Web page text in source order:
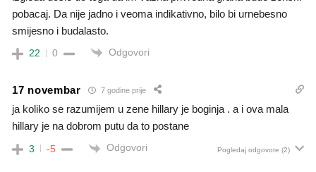
pobacaj. Da nije jadno i veoma indikativno, bilo bi urnebesno
smijesno i budalasto.
22 0 Odgovori
17 novembar 7 godine prije
ja koliko se razumijem u zene hillary je boginja . a i ova mala
hillary je na dobrom putu da to postane
3 -5 Odgovori Pogledaj odgovore (2)